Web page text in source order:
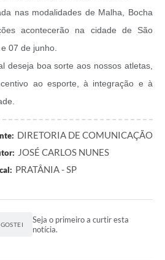
nas modalidades de Malha, Bocha
acontecerão na cidade de São
07 de junho.
deseja boa sorte aos nossos atletas,
ao esporte, à integração e à
DIRETORIA DE COMUNICAÇÃO
JOSÉ CARLOS NUNES
PRATÂNIA - SP
Seja o primeiro a curtir esta
notícia.